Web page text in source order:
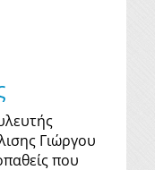
Γιώργου
που